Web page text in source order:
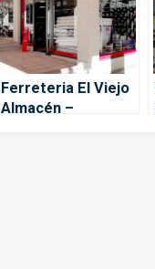
Ferreteria El Viejo
Almacén –